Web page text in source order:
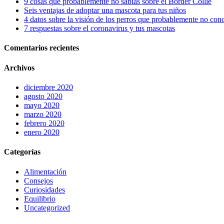
Seis ventajas de adoptar una mascota para tus niños
4 datos sobre la visión de los perros que probablemente no
7 respuestas sobre el coronavirus y tus mascotas
Comentarios recientes
Archivos
diciembre 2020
agosto 2020
mayo 2020
marzo 2020
febrero 2020
enero 2020
Categorías
Alimentación
Consejos
Curiosidades
Equilibrio
Uncategorized